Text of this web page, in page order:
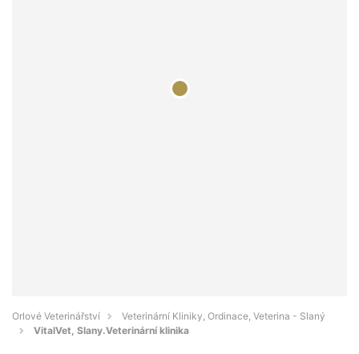
Orlové Veterinářství
Veterinární Kliniky, Ordinace, Veterina - Slaný
VitalVet, Slany.Veterinární klinika